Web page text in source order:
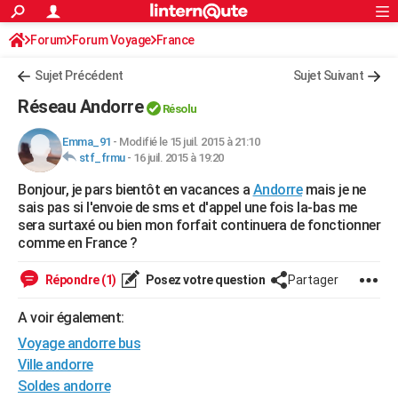
ACTUALITÉS
Politique
Société
Faits Divers
Education
Monde
Villes
+
FINANCE
Retraite
Impôts
Epargne
Immobilier
Risques naturels par ville
Banque
Assurance
Crédit
AUTO
Essais
Réserver un essai
Citadines
Berlines
SUV
Forum auto
+HIGH-TECH
Mobiles
Meilleur smartphone
Internet
Ordinateurs
Jeux vidéo
Guide high-tech
+BRICOLAGE
Forum
Aménagement intérieur
Extérieur
Cuisine
Salle de bains
Jardinage
Rangement
WEEK-END
LIFESTYLE
Art de vivre
Bien-être
Loisirs
Mode
Modes de vie
SANTE
Alimentation
Guide de la santé
Maladies
Médicaments
Sommeil
VOYAGE
S'inscrire
Connexion
Forum Forum Voyage France
Sujet Précédent Sujet Suivant
Réseau Andorre Résolu
Emma_91 - Modifié le 15 juil. 2015 à 21:10
stf_frmu- 16 juil. 2015 à 19:20
Bonjour, je pars bientôt en vacances a Andorremais je ne
sais pas si l'envoie de sms et d'appel une fois la-bas me
sera surtaxé ou bien mon forfait continuera de fonctionner
comme en France ?
Répondre (1) Posez votre question Partager
A voir également:
Voyage andorre bus
Ville andorre
Soldes andorre